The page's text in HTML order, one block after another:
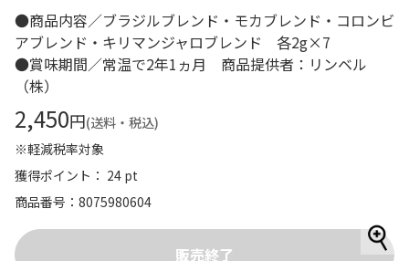
●商品内容／ブラジルブレンド・モカブレンド・コロンビ
アブレンド・キリマンジャロブレンド 各2g×7
●賞味期間／常温で2年1ヵ月 商品提供者：リンベル
（株）
2,450円(送料・税込)
※軽減税率対象
獲得ポイント： 24 pt
商品番号
8075980604